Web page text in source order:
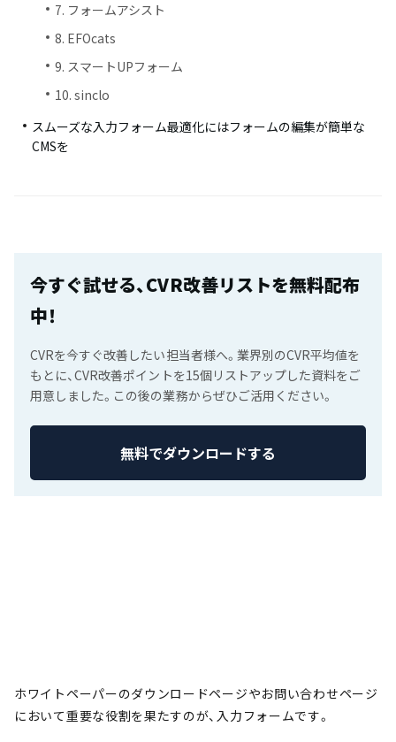
7. フォームアシスト
8. EFOcats
9. スマートUPフォーム
10. sinclo
スムーズな入力フォーム最適化にはフォームの編集が簡単な
CMSを
今すぐ試せる、CVR改善リストを無料配布
中！
CVRを今すぐ改善したい担当者様へ。業界別のCVR平均値を
もとに、CVR改善ポイントを15個リストアップした資料をご
用意しました。この後の業務からぜひご活用ください。
無料でダウンロードする
ホワイトペーパーのダウンロードページやお問い合わせページ
において重要な役割を果たすのが、入力フォームです。